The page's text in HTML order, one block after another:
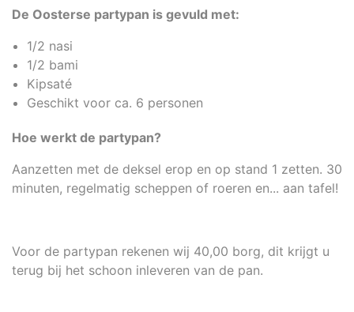
De Oosterse partypan is gevuld met:
1/2 nasi
1/2 bami
Kipsaté
Geschikt voor ca. 6 personen
Hoe werkt de partypan?
Aanzetten met de deksel erop en op stand 1 zetten. 30
minuten, regelmatig scheppen of roeren en... aan tafel!
Voor de partypan rekenen wij 40,00 borg, dit krijgt u
terug bij het schoon inleveren van de pan.